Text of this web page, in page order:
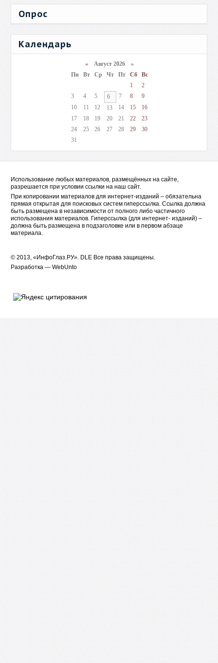
Опрос
Календарь
«Август 2026 »
Пн
Вт Ср Чт Пт Сб
Вс
1
2
3
4 5 6 7 8
9
10
11 12 13 14 15
16
17
18 19 20 21 22
23
24
25 26 27 28 29
30
31
Использование любых материалов, размещённых на сайте,
разрешается при условии ссылки на наш сайт.
При копировании материалов для интернет-изданий – обязательна
прямая открытая для поисковых систем гиперссылка. Ссылка должна
быть размещена в независимости от полного либо частичного
использования материалов. Гиперссылка (для интернет- изданий) –
должна быть размещена в подзаголовке или в первом абзаце
материала.
© 2013, «ИнфоГлаз.РУ». DLE Все права защищены.
Разработка —WebUnto